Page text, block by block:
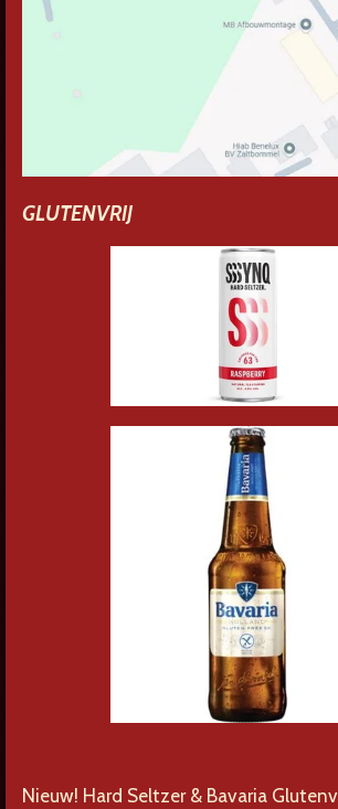
GLUTENVRIJ
Nieuw! Hard Seltzer & Bavaria